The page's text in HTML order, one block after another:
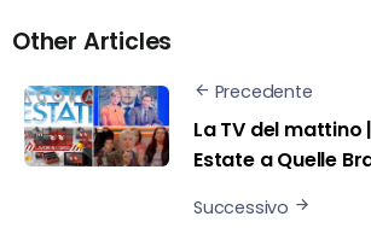
Other Articles
Precedente
La TV del mattino
Estate a Quelle
Successivo